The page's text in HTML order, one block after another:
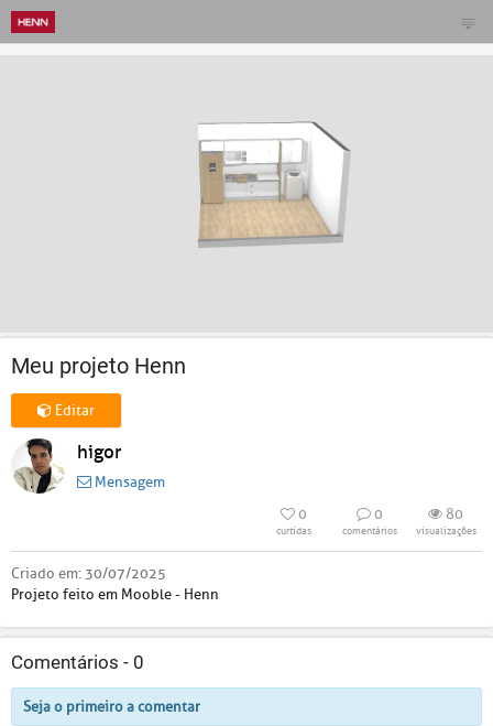
Meu projeto Henn
Editar
higor
Mensagem
0
curtidas
0
comentários
80
visualizações
Criado em: 30/07/2025
Projeto feito em Mooble - Henn
Comentários - 0
Seja o primeiro a comentar